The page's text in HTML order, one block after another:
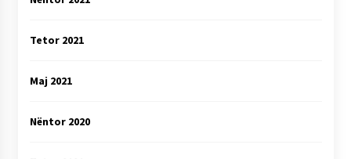
Tetor 2021
Maj 2021
Nëntor 2020